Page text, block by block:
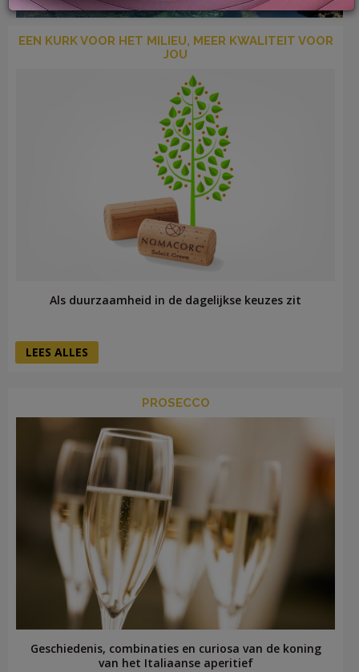
EEN KURK VOOR HET MILIEU, MEER KWALITEIT VOOR
JOU
Als duurzaamheid in de dagelijkse keuzes zit
LEES ALLES
PROSECCO
Geschiedenis, combinaties en curiosa van de koning
van het Italiaanse aperitief